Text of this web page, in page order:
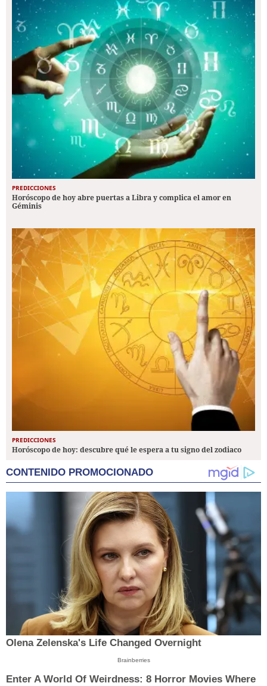
PREDICCIONES
Horóscopo de hoy abre puertas a Libra y complica el amor en
Géminis
PREDICCIONES
Horóscopo de hoy: descubre qué le espera a tu signo del zodiaco
CONTENIDO PROMOCIONADO
Olena Zelenska's Life Changed Overnight
Brainberries
Enter A World Of Weirdness: 8 Horror Movies Where